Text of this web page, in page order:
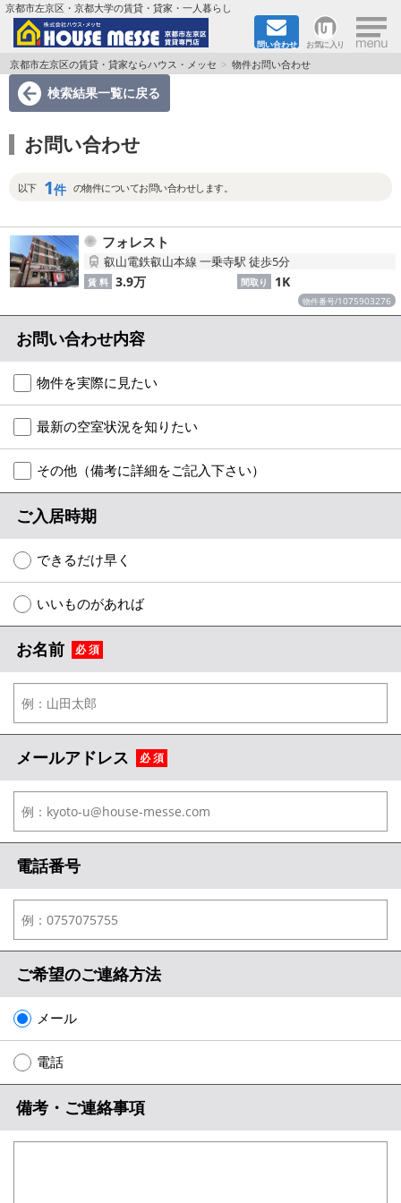
京都市左京区・京都大学の賃貸・貸家・一人暮らし
問い合わせ お気に入り ×
TOPページ
地図から検索
地域から検索
京都大学＆京都芸術大学生さんに
書類DL & 入居者さまへ
家族で住むならマンション？賃家？
一人暮らしの物件特集
ペット相談OKの賃貸！
特選物件
ハウスメーカー施工特集！
路線·駅から探す
IT重説について
スタッフ紹介
店舗情報·アクセス
会社概要
メールでお問い合わせ
京都市左京区の賃貸・貸家ならハウス・メッセ 物件お問い合わせ
検索結果一覧に戻る
お問い合わせ
以下 1件 の物件についてお問い合わせします。
物件番号/1075903276
フォレスト
叡山電鉄叡山本線 一乗寺駅 徒歩5分
賃 料 3.9万 間取り 1K
お問い合わせ内容
物件を実際に見たい
最新の空室状況を知りたい
その他（備考に詳細をご記入下さい）
ご入居時期
できるだけ早く
いいものがあれば
お名前 必 須
メールアドレス 必 須
電話番号
ご希望のご連絡方法
メール
電話
備考・ご連絡事項